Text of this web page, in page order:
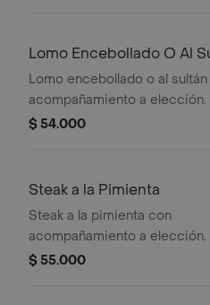
Lomo Encebollado O Al
Lomo encebollado o al
acompañamiento a elección.
$ 54.000
Steak a la Pimienta
Steak a la pimienta con
acompañamiento a elección.
$ 55.000